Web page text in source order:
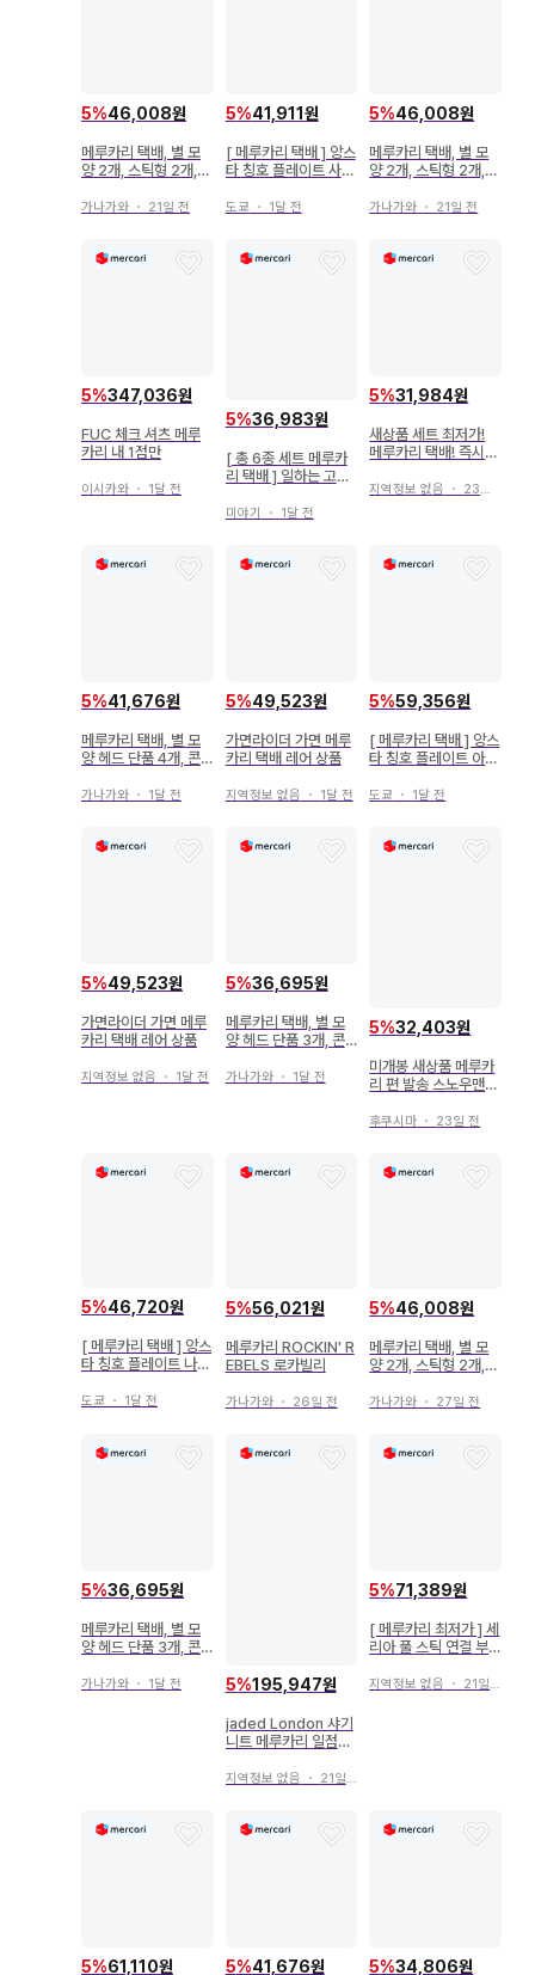
5%46,008원
메루카리 택배, 별 모
양 2개, 스틱형 2개,
가나가와 ・ 21일 전
5%41,911원
[ 메루카리 택배 ] 앙스
타 칭호 플레이트 사자
도쿄 ・ 1달 전
5%46,008원
메루카리 택배, 별 모
양 2개, 스틱형 2개,
가나가와 ・ 21일 전
5%347,036원
FUC 체크 셔츠 메루
카리 내 1점만
이시카와 ・ 1달 전
5%36,983원
[ 총 6종 세트 메루카
리 택배 ] 일하는 고양
미야기 ・ 1달 전
5%31,984원
새상품 세트 최저가!
메루카리 택배! 즉시
지역정보 없음 ・ 23일 전
5%41,676원
메루카리 택배, 별 모
양 헤드 단품 4개, 콘
가나가와 ・ 1달 전
5%49,523원
가면라이더 가면 메루
카리 택배 레어 상품
지역정보 없음 ・ 1달 전
5%59,356원
[ 메루카리 택배 ] 앙스
타 칭호 플레이트 아마
도쿄 ・ 1달 전
5%49,523원
가면라이더 가면 메루
카리 택배 레어 상품
지역정보 없음 ・ 1달 전
5%36,695원
메루카리 택배, 별 모
양 헤드 단품 3개, 콘
가나가와・ 1달 전
5%32,403원
미개봉 새상품 메루카
리 편 발송 스노우맨
탠드
후쿠시마 ・ 23일 전
5%46,720원
[ 메루카리 택배 ] 앙스
타 칭호 플레이트 나루
도쿄 ・ 1달 전
5%56,021원
메루카리 ROCKIN' R
EBELS 로카빌리
가나가와・ 26일 전
5%46,008원
메루카리 택배, 별 모
양 2개, 스틱형 2개,
트
가나가와 ・ 27일 전
5%36,695원
메루카리 택배, 별 모
양 헤드 단품 3개, 콘
가나가와 ・ 1달 전 5%195,947원
jaded London 샤기
니트 메루카리 일점물
지역정보 없음 ・ 21일 전
5%71,389원
[ 메루카리 최저가 ] 세
리아 풀 스틱 연결 부
지역정보 없음 ・ 21일 전
5%61,110원 5%41,676원 5%34,806원